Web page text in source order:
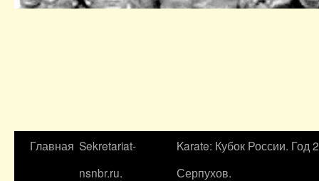
Главная Sekretariat-
nsnbr.ru.
Karate: Кубок России. Год
Серпухов.